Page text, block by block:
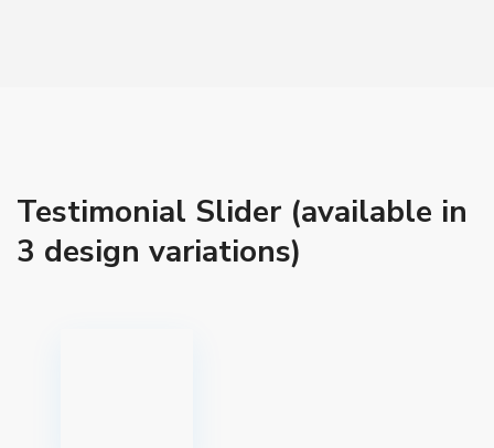
Testimonial Slider (available in
3 design variations)